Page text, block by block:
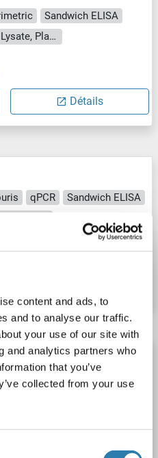
content and ads, to
and to analyse our traffic.
your use of our site with
and analytics partners who
that you’ve
collected from your use
Sandwich ELISA
Cell Culture Supernatant, Cell Lysate, Plasma, Serum, Tissue Lysate
Détails
qPCR
Sandwich ELISA
Rat
Colorimetric